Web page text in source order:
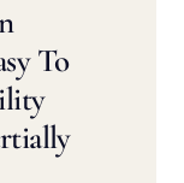
To